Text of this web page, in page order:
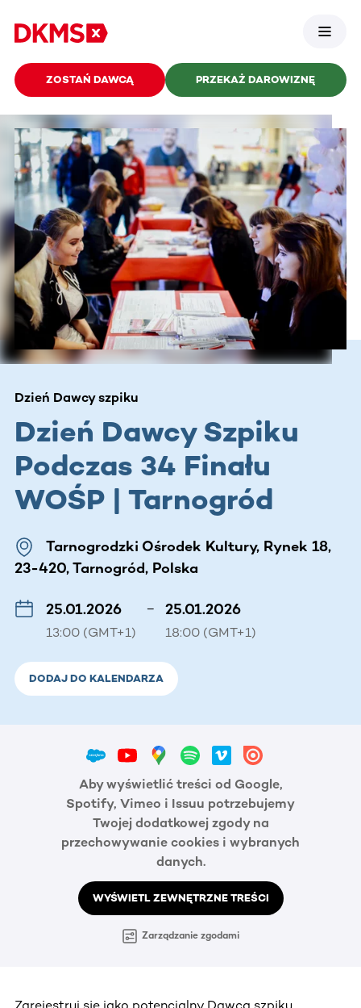
ZOSTAŃ DAWCĄ PRZEKAŻ DAROWIZNĘ
Dzień Dawcy szpiku
Dzień Dawcy Szpiku
Podczas 34 Finału
WOŚP | Tarnogród
Tarnogrodzki Ośrodek Kultury, Rynek 18,
23-420, Tarnogród, Polska
25.01.2026
13:00 (GMT+1)
– 25.01.2026
18:00 (GMT+1)
DODAJ DO KALENDARZA
Aby wyświetlić treści od Google,
Spotify, Vimeo i Issuu potrzebujemy
Twojej dodatkowej zgody na
przechowywanie cookies i wybranych
danych.
WYŚWIETL ZEWNĘTRZNE TREŚCI
Zarządzanie zgodami
Zarejestruj się jako potencjalny Dawca szpiku.